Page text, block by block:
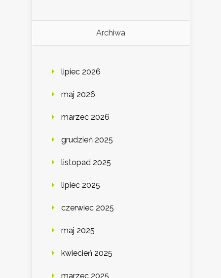
Archiwa
lipiec 2026
maj 2026
marzec 2026
grudzień 2025
listopad 2025
lipiec 2025
czerwiec 2025
maj 2025
kwiecień 2025
marzec 2025